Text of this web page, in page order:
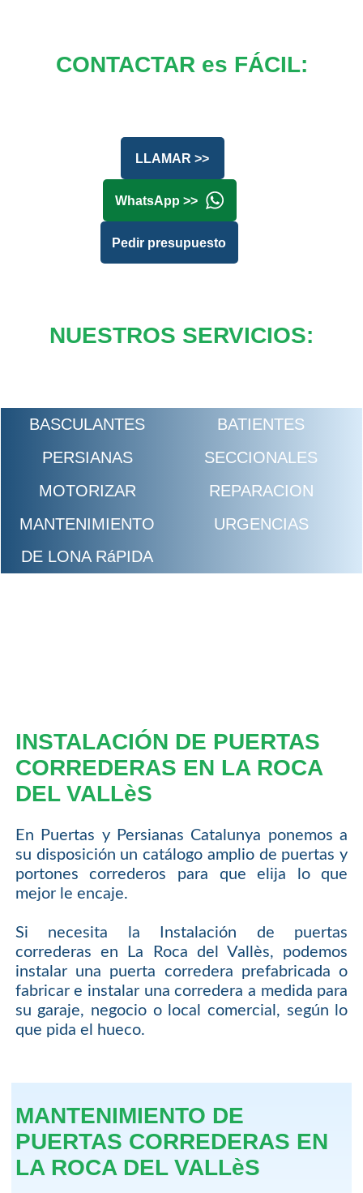
CONTACTAR es FÁCIL:
LLAMAR >>
WhatsApp >>
Pedir presupuesto
NUESTROS SERVICIOS:
BASCULANTES
BATIENTES
PERSIANAS
SECCIONALES
MOTORIZAR
REPARACION
MANTENIMIENTO
URGENCIAS
DE LONA RáPIDA
INSTALACIÓN DE PUERTAS
CORREDERAS EN LA ROCA
DEL VALLèS
En Puertas y Persianas Catalunya ponemos a
su disposición un catálogo amplio de puertas y
portones correderos para que elija lo que
mejor le encaje.
Si necesita la Instalación de puertas
correderas en La Roca del Vallès, podemos
instalar una puerta corredera prefabricada o
fabricar e instalar una corredera a medida para
su garaje, negocio o local comercial, según lo
que pida el hueco.
MANTENIMIENTO DE
PUERTAS CORREDERAS EN
LA ROCA DEL VALLèS